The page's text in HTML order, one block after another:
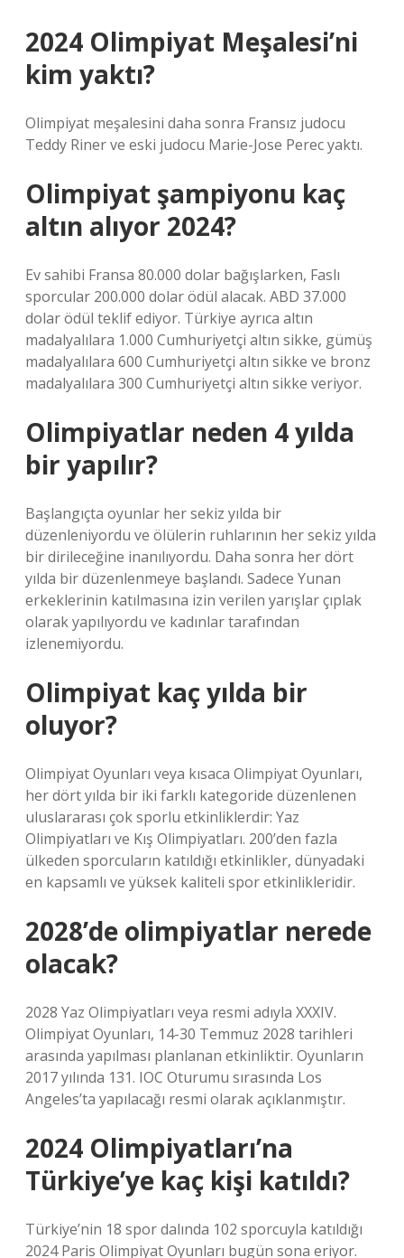
2024 Olimpiyat Meşalesi’ni
kim yaktı?
Olimpiyat meşalesini daha sonra Fransız judocu
Teddy Riner ve eski judocu Marie-Jose Perec yaktı.
Olimpiyat şampiyonu kaç
altın alıyor 2024?
Ev sahibi Fransa 80.000 dolar bağışlarken, Faslı
sporcular 200.000 dolar ödül alacak. ABD 37.000
dolar ödül teklif ediyor. Türkiye ayrıca altın
madalyalılara 1.000 Cumhuriyetçi altın sikke, gümüş
madalyalılara 600 Cumhuriyetçi altın sikke ve bronz
madalyalılara 300 Cumhuriyetçi altın sikke veriyor.
Olimpiyatlar neden 4 yılda
bir yapılır?
Başlangıçta oyunlar her sekiz yılda bir
düzenleniyordu ve ölülerin ruhlarının her sekiz yılda
bir dirileceğine inanılıyordu. Daha sonra her dört
yılda bir düzenlenmeye başlandı. Sadece Yunan
erkeklerinin katılmasına izin verilen yarışlar çıplak
olarak yapılıyordu ve kadınlar tarafından
izlenemiyordu.
Olimpiyat kaç yılda bir
oluyor?
Olimpiyat Oyunları veya kısaca Olimpiyat Oyunları,
her dört yılda bir iki farklı kategoride düzenlenen
uluslararası çok sporlu etkinliklerdir: Yaz
Olimpiyatları ve Kış Olimpiyatları. 200’den fazla
ülkeden sporcuların katıldığı etkinlikler, dünyadaki
en kapsamlı ve yüksek kaliteli spor etkinlikleridir.
2028’de olimpiyatlar nerede
olacak?
2028 Yaz Olimpiyatları veya resmi adıyla XXXIV.
Olimpiyat Oyunları, 14-30 Temmuz 2028 tarihleri ​​
arasında yapılması planlanan etkinliktir. Oyunların
2017 yılında 131. IOC Oturumu sırasında Los
Angeles’ta yapılacağı resmi olarak açıklanmıştır.
2024 Olimpiyatları’na
Türkiye’ye kaç kişi katıldı?
Türkiye’nin 18 spor dalında 102 sporcuyla katıldığı
2024 Paris Olimpiyat Oyunları bugün sona eriyor.